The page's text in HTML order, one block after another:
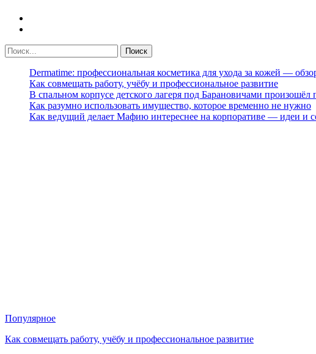
Dermatime: профессиональная косметика для ухода за кожей —
Как совмещать работу, учёбу и профессиональное развитие
В спальном корпусе детского лагеря под Барановичами произошёл
Как разумно использовать имущество, которое временно не нужно
Как ведущий делает Мафию интереснее на корпоративе — идеи и
Популярное
Как совмещать работу, учёбу и профессиональное развитие